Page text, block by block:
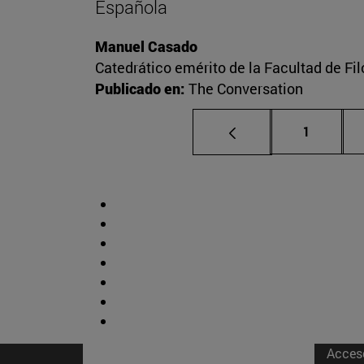
Española
Manuel Casado
Catedrático emérito de la Facultad de
Publicado en: The Conversation
Página
1